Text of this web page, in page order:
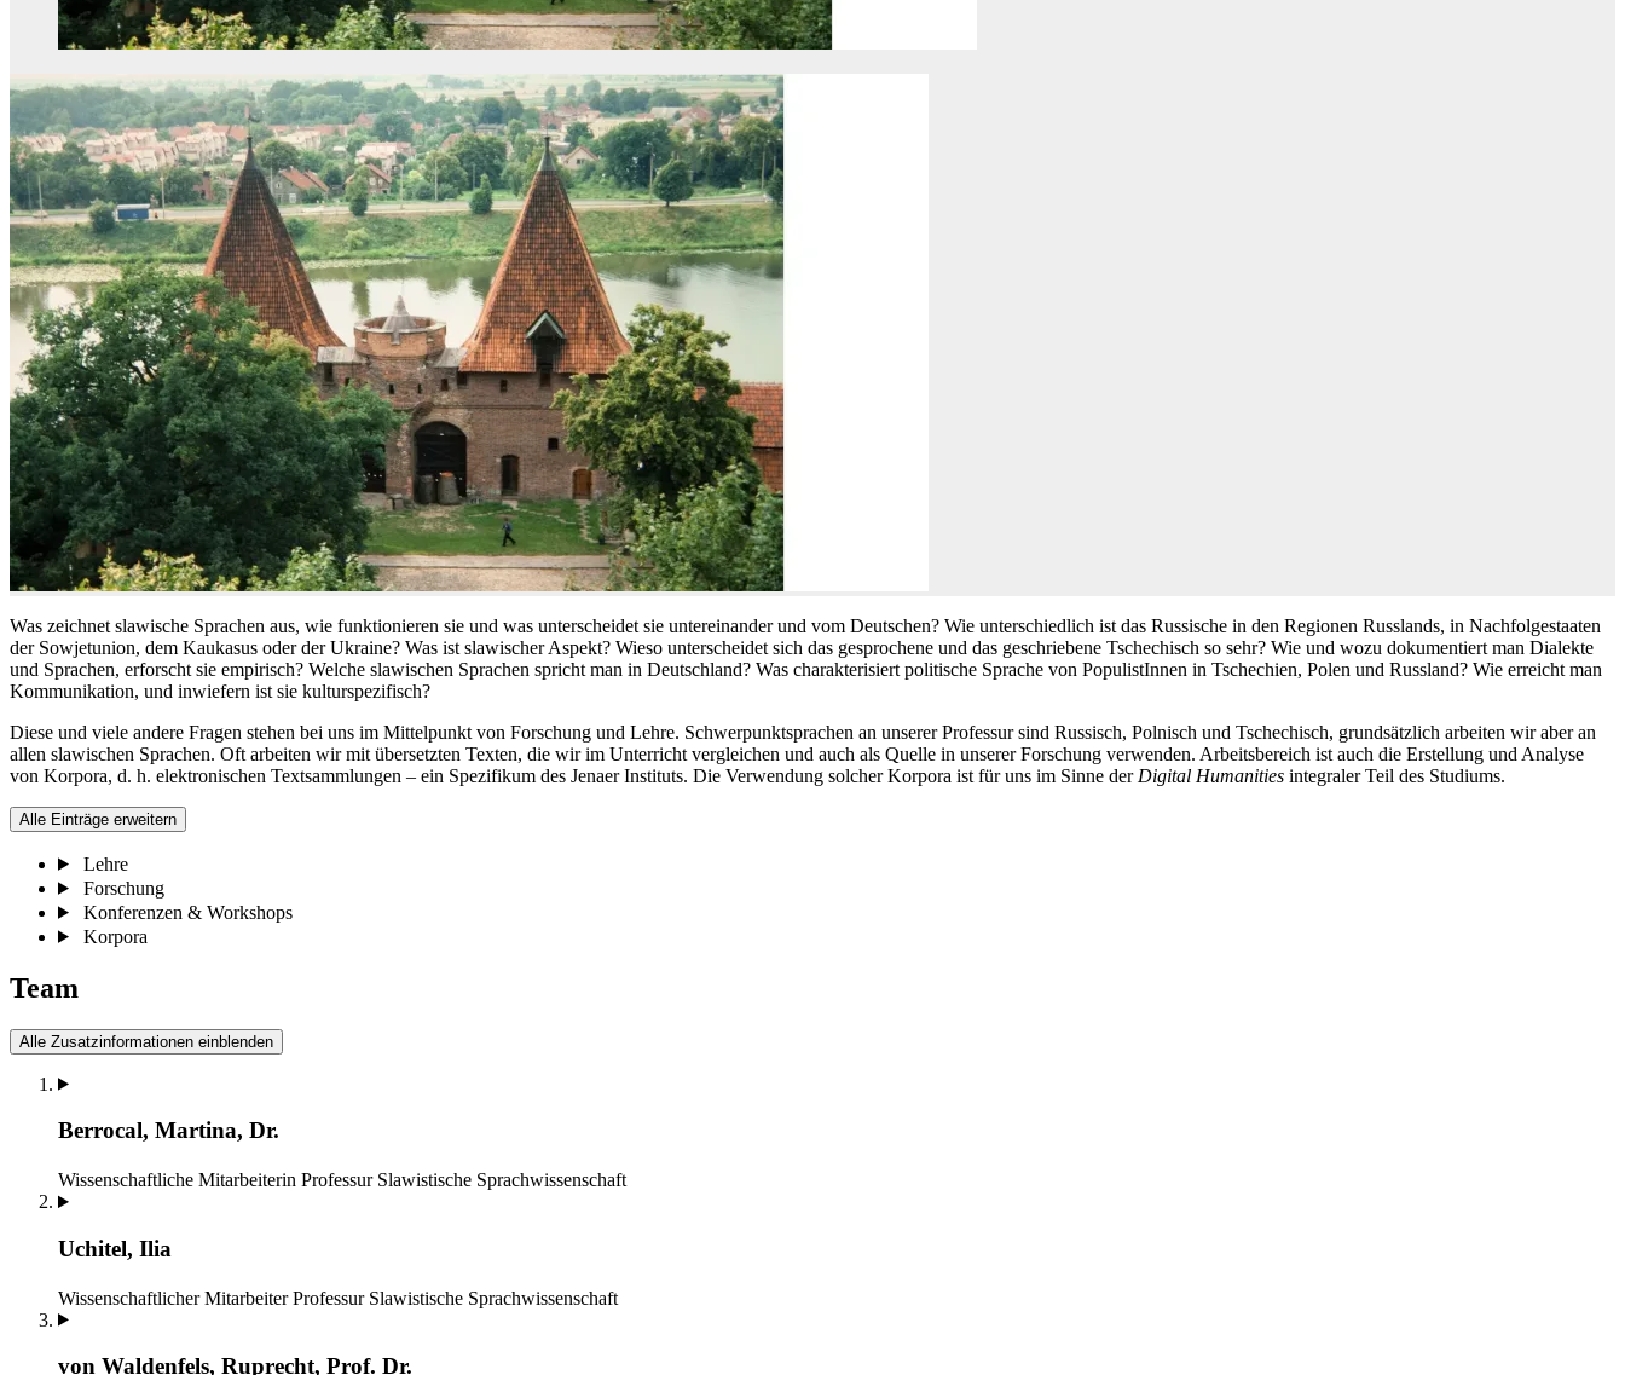
Was zeichnet slawische Sprachen aus, wie funktionieren sie und was unterscheidet sie untereinander und vom Deutschen? Wie unterschiedlich ist das Russische in den Regionen Russlands, in Nachfolgestaaten
der Sowjetunion, dem Kaukasus oder der Ukraine? Was ist slawischer Aspekt? Wieso unterscheidet sich das gesprochene und das geschriebene Tschechisch so sehr? Wie und wozu dokumentiert man Dialekte
und Sprachen, erforscht sie empirisch? Welche slawischen Sprachen spricht man in Deutschland? Was charakterisiert politische Sprache von PopulistInnen in Tschechien, Polen und Russland? Wie erreicht man
Kommunikation, und inwiefern ist sie kulturspezifisch?
Diese und viele andere Fragen stehen bei uns im Mittelpunkt von Forschung und Lehre. Schwerpunktsprachen an unserer Professur sind Russisch, Polnisch und Tschechisch, grundsätzlich arbeiten wir aber an
allen slawischen Sprachen. Oft arbeiten wir mit übersetzten Texten, die wir im Unterricht vergleichen und auch als Quelle in unserer Forschung verwenden. Arbeitsbereich ist auch die Erstellung und Analyse
von Korpora, d. h. elektronischen Textsammlungen – ein Spezifikum des Jenaer Instituts. Die Verwendung solcher Korpora ist für uns im Sinne der Digital Humanities integraler Teil des Studiums.
Alle Einträge erweitern
Lehre
Forschung
Konferenzen & Workshops
Korpora
Team
Alle Zusatzinformationen einblenden
Berrocal, Martina, Dr.
Wissenschaftliche Mitarbeiterin Professur Slawistische Sprachwissenschaft
Uchitel, Ilia
Wissenschaftlicher Mitarbeiter Professur Slawistische Sprachwissenschaft
von Waldenfels, Ruprecht, Prof. Dr.